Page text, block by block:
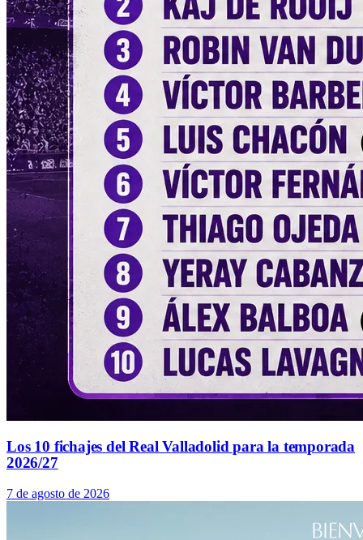
Los 10 fichajes del Real Valladolid para la temporada
2026/27
7 de agosto de 2026